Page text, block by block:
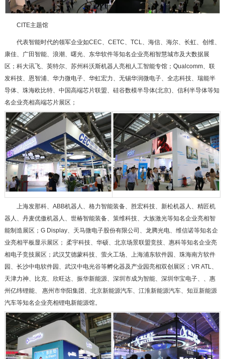
CITE主题馆
代表智能时代的领军企业如CEC、CETC、TCL、海信、海尔、长虹、创维、
康佳、广田智能、浪潮、曙光、东华软件等知名企业亮相智慧城市及大数据展
区；科大讯飞、英特尔、苏州科沃斯机器人亮相人工智能专馆；Qualcomm、联
发科技、恩智浦、华力微电子、华虹宏力、无锡华润微电子、全志科技、瑞能半
导体、珠海欧比特、中国高端芯片联盟、硅谷数模半导体(北京)、信利半导体等知
名企业亮相高端芯片展区；
上海发那科、ABB机器人、格力智能装备、胜宏科技、新松机器人、精匠机
器人、丹麦优傲机器人、世椿智能装备、策维科技、大族激光等知名企业亮相智
能制造展区；G Display、天马微电子股份有限公司、龙腾光电、维信诺等知名企
业亮相平板显示展区； 柔宇科技、华硕、北京场景联盟竞技、惠科等知名企业亮
相电子竞技展区；武汉艾德蒙科技、萤火工场、上海浦东软件园、珠海南方软件
园、长沙中电软件园、武汉中电光谷等孵化器及产业园亮相双创展区；VR ATL、
天津力神、比克、欣旺达、振华新能源、深圳市成为智能、深圳华宝电子、、惠
州亿纬锂能、 惠州市华阳集团、北京新能源汽车、江淮新能源汽车、知豆新能源
汽车等知名企业亮相锂电新能源馆。